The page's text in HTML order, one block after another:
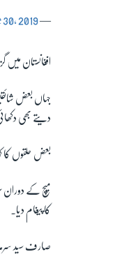
— Ayesha Malik (@AyeshaM18305281)
30, 2019
افغانستان
جہاں بعض
دیتے بھی
بعض حلقوں کا
میچ کے دوران
کا پیغام دیا۔
صارف سید سرمد